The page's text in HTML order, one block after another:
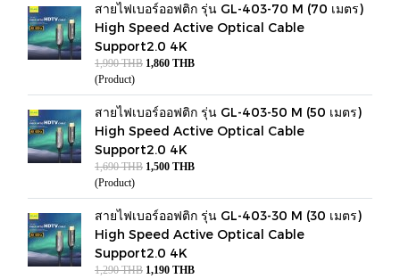
สายไฟเบอร์ออฟติก รุ่น GL-403-70 M (70 เมตร)
High Speed Active Optical Cable
Support2.0 4K
1,990 THB 1,860 THB
(Product)
สายไฟเบอร์ออฟติก รุ่น GL-403-50 M (50 เมตร)
High Speed Active Optical Cable
Support2.0 4K
1,690 THB 1,500 THB
(Product)
สายไฟเบอร์ออฟติก รุ่น GL-403-30 M (30 เมตร)
High Speed Active Optical Cable
Support2.0 4K
1,290 THB 1,190 THB